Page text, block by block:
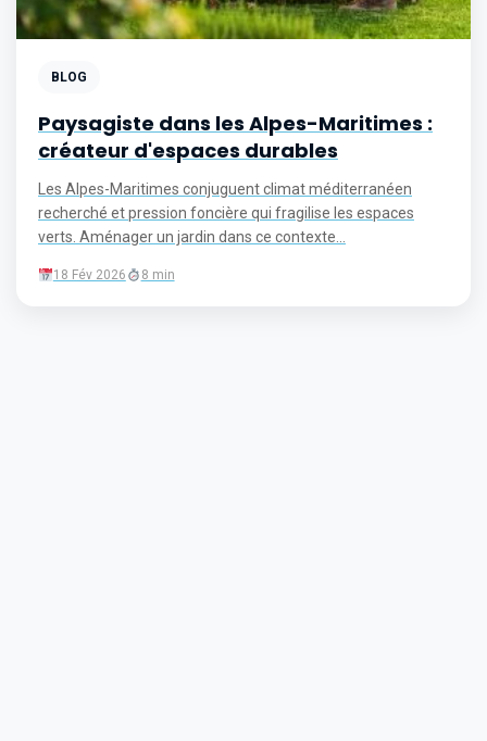
BLOG
Paysagiste dans les Alpes-Maritimes :
créateur d'espaces durables
Les Alpes-Maritimes conjuguent climat méditerranéen
recherché et pression foncière qui fragilise les espaces
verts. Aménager un jardin dans ce contexte...
18 Fév 2026 8 min